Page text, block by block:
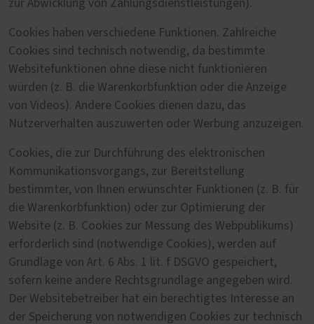
zur Abwicklung von Zahlungsdienstleistungen).
Cookies haben verschiedene Funktionen. Zahlreiche
Cookies sind technisch notwendig, da bestimmte
Websitefunktionen ohne diese nicht funktionieren
würden (z. B. die Warenkorbfunktion oder die Anzeige
von Videos). Andere Cookies dienen dazu, das
Nutzerverhalten auszuwerten oder Werbung anzuzeigen.
Cookies, die zur Durchführung des elektronischen
Kommunikationsvorgangs, zur Bereitstellung
bestimmter, von Ihnen erwünschter Funktionen (z. B. für
die Warenkorbfunktion) oder zur Optimierung der
Website (z. B. Cookies zur Messung des Webpublikums)
erforderlich sind (notwendige Cookies), werden auf
Grundlage von Art. 6 Abs. 1 lit. f DSGVO gespeichert,
sofern keine andere Rechtsgrundlage angegeben wird.
Der Websitebetreiber hat ein berechtigtes Interesse an
der Speicherung von notwendigen Cookies zur technisch